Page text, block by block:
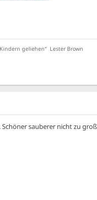
geliehen“ Lester Brown
Schöner sauberer nicht zu